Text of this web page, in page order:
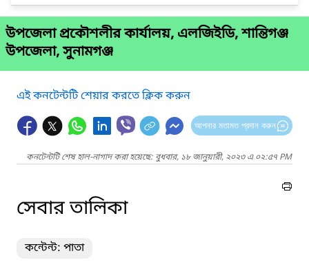
উপজেলা প্রকৌশলীর কার্যালয়, এলজিইডি, শান্তিগঞ্জ
উপজেলা, সুনামগঞ্জ
এই কনটেন্টটি শেয়ার করতে ক্লিক করুন
আপনার মতামত প্রদান করুন
কনটেন্টটি শেষ হাল-নাগাদ করা হয়েছে: বুধবার, ১৮ জানুয়ারী, ২০২৩ এ ০২:৫৭ PM
সেবার তালিকা
কন্টেন্ট: পাতা